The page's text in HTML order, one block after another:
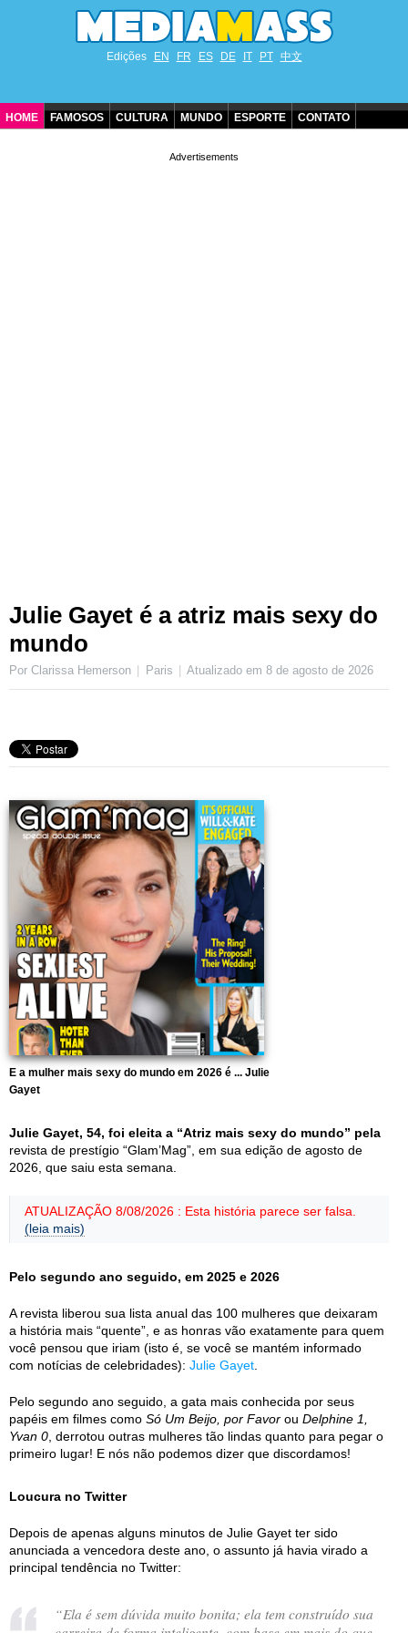
Edições EN FR ES DE IT PT 中文
HOME FAMOSOS CULTURA MUNDO ESPORTE CONTATO
Julie Gayet é a atriz mais sexy do
mundo
Por Clarissa Hemerson Paris Atualizado em8 de agosto de 2026
E a mulher mais sexy do mundo em 2026 é ... Julie
Gayet
Julie Gayet, 54, foi eleita a “Atriz mais sexy do mundo” pela
revista de prestígio “Glam’Mag”, em sua edição de agosto de
2026, que saiu esta semana.
ATUALIZAÇÃO 8/08/2026 : Esta história parece ser falsa.
(leia mais)
Pelo segundo ano seguido, em 2025 e 2026
A revista liberou sua lista anual das 100 mulheres que deixaram
a história mais “quente”, e as honras vão exatamente para quem
você pensou que iriam (isto é, se você se mantém informado
com notícias de celebridades): Julie Gayet
Pelo segundo ano seguido, a gata mais conhecida por seus
papéis em filmes como Só Um Beijo, por Favor ou Delphine 1,
Yvan 0 , derrotou outras mulheres tão lindas quanto para pegar o
primeiro lugar! E nós não podemos dizer que discordamos!
Loucura no Twitter
Depois de apenas alguns minutos de Julie Gayet ter sido
anunciada a vencedora deste ano, o assunto já havia virado a
principal tendência no Twitter:
“Ela é sem dúvida muito bonita; ela tem construído sua